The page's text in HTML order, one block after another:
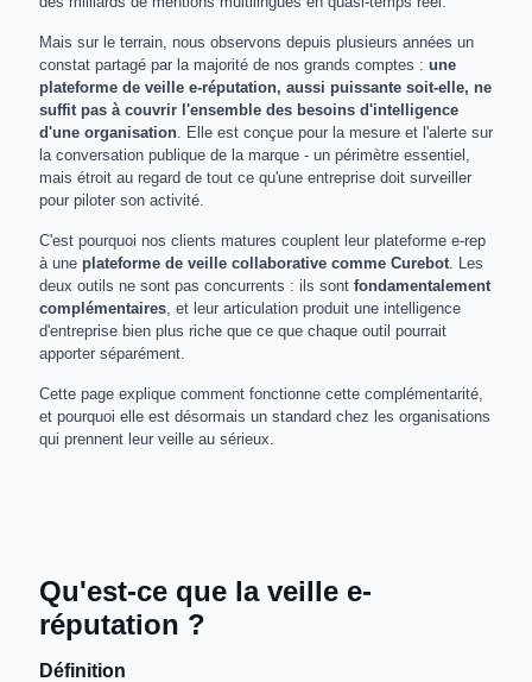
Mais sur le terrain, nous observons depuis plusieurs années un
constat partagé par la majorité de nos grands comptes : une
plateforme de veille e-réputation, aussi puissante soit-elle, ne
suffit pas à couvrir l'ensemble des besoins d'intelligence
d'une organisation . Elle est conçue pour la mesure et l'alerte sur
la conversation publique de la marque - un périmètre essentiel,
mais étroit au regard de tout ce qu'une entreprise doit surveiller
pour piloter son activité.
C'est pourquoi nos clients matures couplent leur plateforme e-rep
à une plateforme de veille collaborative comme Curebot . Les
deux outils ne sont pas concurrents : ils sont fondamentalement
complémentaires , et leur articulation produit une intelligence
d'entreprise bien plus riche que ce que chaque outil pourrait
apporter séparément.
Cette page explique comment fonctionne cette complémentarité,
et pourquoi elle est désormais un standard chez les organisations
qui prennent leur veille au sérieux.
Qu'est-ce que la veille e-
réputation ?
Définition